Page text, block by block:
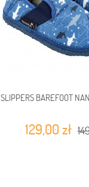
SLIPPERS BAREFOOT
129,00 zł